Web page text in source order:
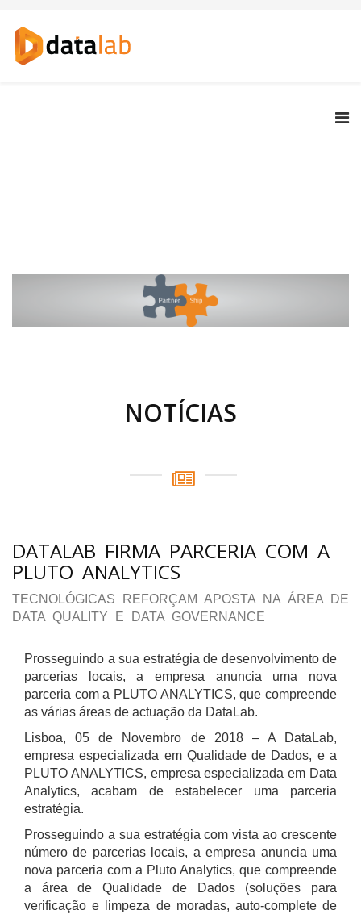
NOTÍCIAS
DATALAB FIRMA PARCERIA COM A
PLUTO ANALYTICS
TECNOLÓGICAS REFORÇAM APOSTA NA ÁREA DE
DATA QUALITY E DATA GOVERNANCE
Prosseguindo a sua estratégia de desenvolvimento de
parcerias locais, a empresa anuncia uma nova
parceria com a PLUTO ANALYTICS, que compreende
as várias áreas de actuação da DataLab.
Lisboa, 05 de Novembro de 2018 – A DataLab,
empresa especializada em Qualidade de Dados, e a
PLUTO ANALYTICS, empresa especializada em Data
Analytics, acabam de estabelecer uma parceria
estratégia.
Prosseguindo a sua estratégia com vista ao crescente
número de parcerias locais, a empresa anuncia uma
nova parceria com a Pluto Analytics, que compreende
a área de Qualidade de Dados (soluções para
verificação e limpeza de moradas, auto-complete de